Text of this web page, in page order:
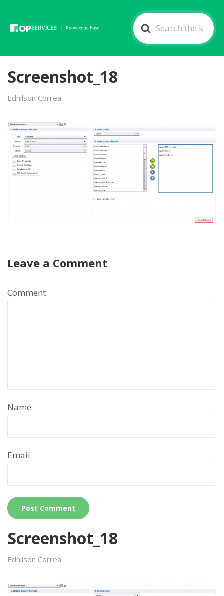
Search
For
Screenshot_18
Ednilson Correa
Leave a Comment
Comment
Name
Email
Screenshot_18
Ednilson Correa